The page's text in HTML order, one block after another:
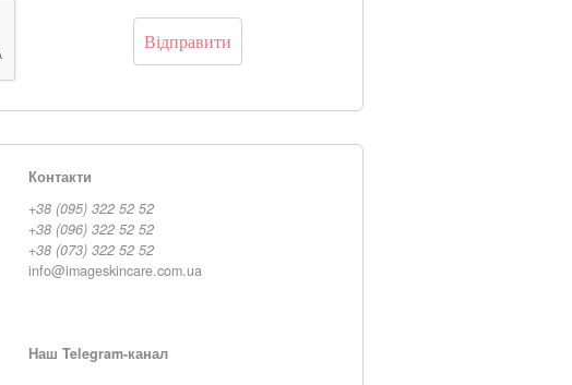
Контакти
+38 (095) 322 52 52
+38 (096) 322 52 52
+38 (073) 322 52 52
info@imageskincare.com.ua
Наш Telegram-канал